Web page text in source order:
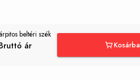
beltéri szék
ár Kosárba